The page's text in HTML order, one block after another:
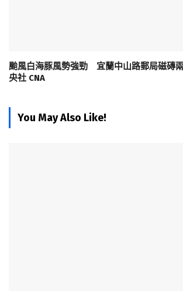
颱風白海豚風勢強勁 宜蘭中山路郵局磁磚
央社 CNA
You May Also Like!